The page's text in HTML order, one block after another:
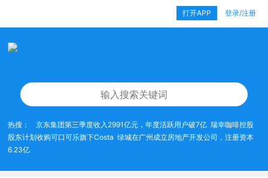
打开APP 登录/注册
热搜： 京东集团第三季度收入2991亿元，年度活跃用户破7亿 瑞幸咖啡控股
股东计划收购可口可乐旗下Costa 绿城在广州成立房地产开发公司，注册资本
6.23亿